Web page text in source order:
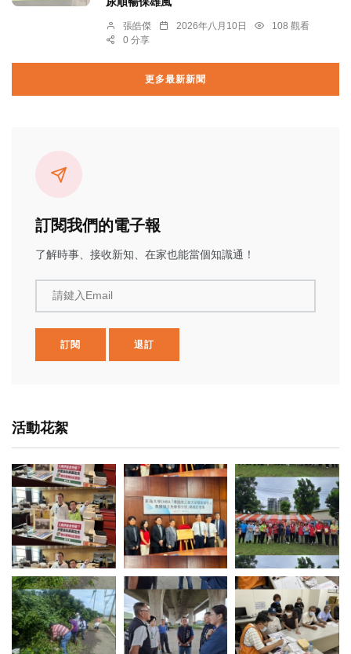
張皓傑 2026年八月10日
108 觀看
0 分享
更多最新新聞
訂閱我們的電子報
了解時事、接收新知、在家也能當個知識通！
請鍵入Email
訂閱 退訂
活動花絮